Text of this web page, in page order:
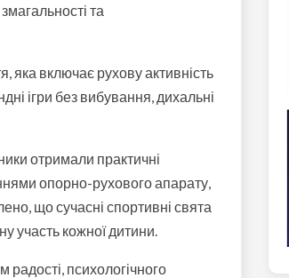
та
яка включає рухову активність
ігри без вибування, дихальні
отримали практичні
опорно-рухового апарату,
що сучасні спортивні свята
участь кожної дитини.
психологічного